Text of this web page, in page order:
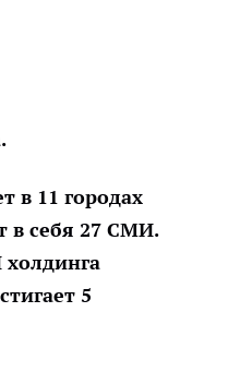
в 11 городах
в себя 27 СМИ.
5